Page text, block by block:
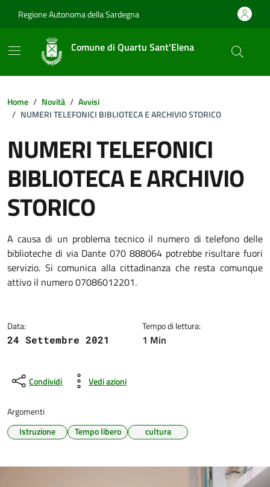
Regione Autonoma della Sardegna
Comune di Quartu Sant'Elena
Home Novità
Avvisi
NUMERI TELEFONICI BIBLIOTECA E ARCHIVIO STORICO
NUMERI TELEFONICI
BIBLIOTECA E ARCHIVIO
STORICO
Dettagli della notizia
A causa di un problema tecnico il numero di telefono delle
biblioteche di via Dante 070 888064 potrebbe risultare fuori
servizio. Si comunica alla cittadinanza che resta comunque
attivo il numero 07086012201.
Data:
24 Settembre 2021
Tempo di lettura:
1 Min
Condividi Vedi azioni
Argomenti
Istruzione
Tempo libero cultura